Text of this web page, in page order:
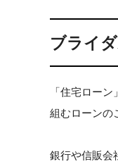
ブライ
「住宅ロー
組むローンの
銀行や信販会